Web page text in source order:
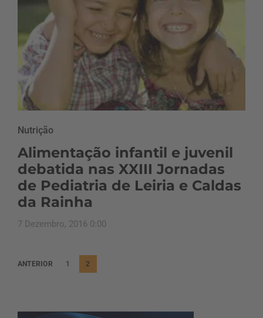
Nutrição
Alimentação infantil e juvenil
debatida nas XXIII Jornadas
de Pediatria de Leiria e Caldas
da Rainha
7 Dezembro, 2016 0:00
P
ANTERIOR 1 2